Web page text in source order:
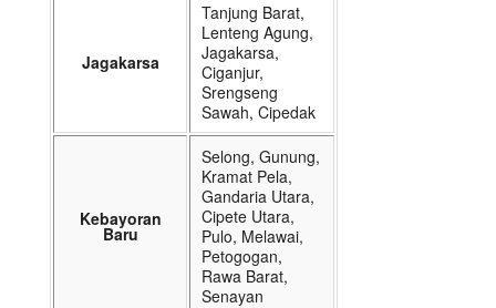
Jagakarsa
Tanjung Barat,
Lenteng Agung,
Jagakarsa,
Ciganjur,
Srengseng
Sawah, Cipedak
Kebayoran
Baru
Selong, Gunung,
Kramat Pela,
Gandaria Utara,
Cipete Utara,
Pulo, Melawai,
Petogogan,
Rawa Barat,
Senayan